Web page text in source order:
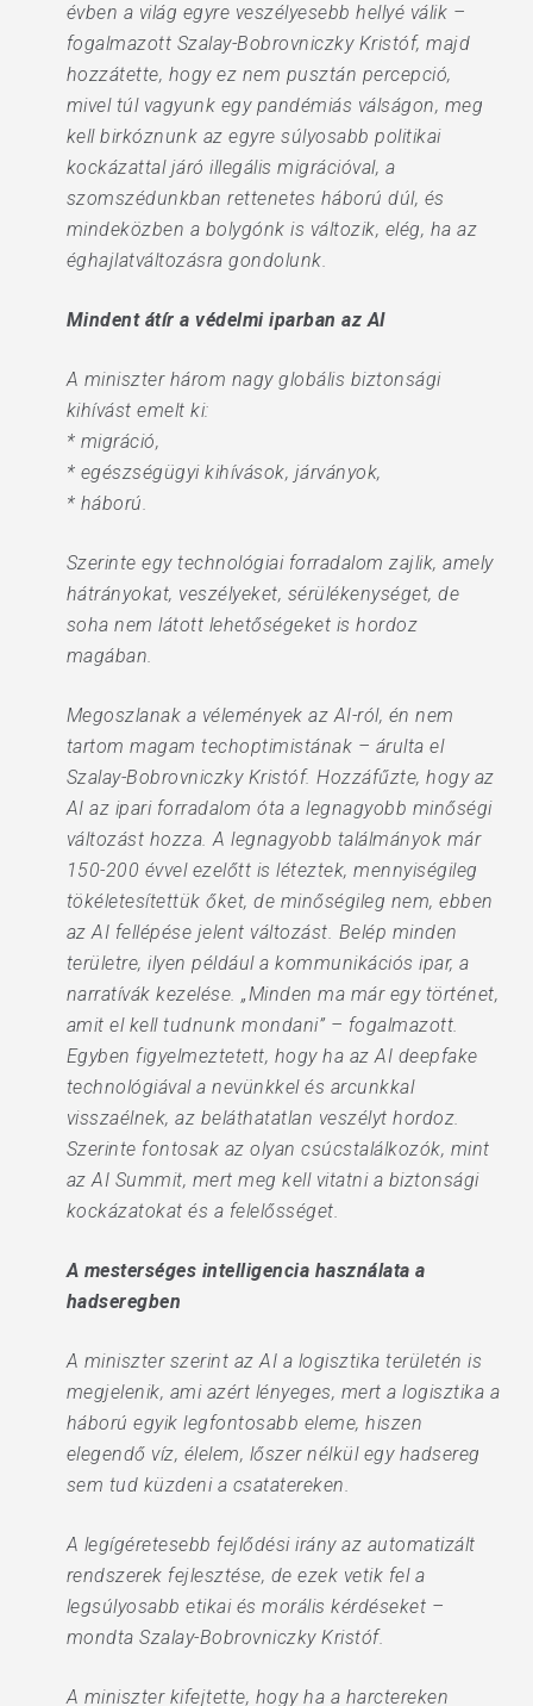
évben a világ egyre veszélyesebb hellyé válik –
fogalmazott Szalay-Bobrovniczky Kristóf, majd
hozzátette, hogy ez nem pusztán percepció,
mivel túl vagyunk egy pandémiás válságon, meg
kell birkóznunk az egyre súlyosabb politikai
kockázattal járó illegális migrációval, a
szomszédunkban rettenetes háború dúl, és
mindeközben a bolygónk is változik, elég, ha az
éghajlatváltozásra gondolunk.
Mindent átír a védelmi iparban az AI
A miniszter három nagy globális biztonsági
kihívást emelt ki:
* migráció,
* egészségügyi kihívások, járványok,
* háború.
Szerinte egy technológiai forradalom zajlik, amely
hátrányokat, veszélyeket, sérülékenységet, de
soha nem látott lehetőségeket is hordoz
magában.
Megoszlanak a vélemények az AI-ról, én nem
tartom magam techoptimistának – árulta el
Szalay-Bobrovniczky Kristóf. Hozzáfűzte, hogy az
AI az ipari forradalom óta a legnagyobb minőségi
változást hozza. A legnagyobb találmányok már
150-200 évvel ezelőtt is léteztek, mennyiségileg
tökéletesítettük őket, de minőségileg nem, ebben
az AI fellépése jelent változást. Belép minden
területre, ilyen például a kommunikációs ipar, a
narratívák kezelése. „Minden ma már egy történet,
amit el kell tudnunk mondani” – fogalmazott.
Egyben figyelmeztetett, hogy ha az AI deepfake
technológiával a nevünkkel és arcunkkal
visszaélnek, az beláthatatlan veszélyt hordoz.
Szerinte fontosak az olyan csúcstalálkozók, mint
az AI Summit, mert meg kell vitatni a biztonsági
kockázatokat és a felelősséget.
A mesterséges intelligencia használata a
hadseregben
A miniszter szerint az AI a logisztika területén is
megjelenik, ami azért lényeges, mert a logisztika a
háború egyik legfontosabb eleme, hiszen
elegendő víz, élelem, lőszer nélkül egy hadsereg
sem tud küzdeni a csatatereken.
A legígéretesebb fejlődési irány az automatizált
rendszerek fejlesztése, de ezek vetik fel a
legsúlyosabb etikai és morális kérdéseket –
mondta Szalay-Bobrovniczky Kristóf.
A miniszter kifejtette, hogy ha a harctereken